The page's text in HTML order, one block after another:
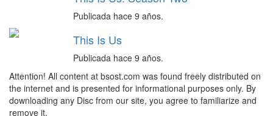
Publicada hace 9 años.
This Is Us
Publicada hace 9 años.
Attention! All content at bsost.com was found freely distributed on
the internet and is presented for informational purposes only. By
downloading any Disc from our site, you agree to familiarize and
remove it.